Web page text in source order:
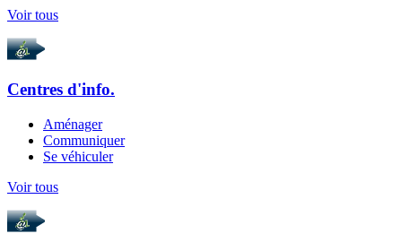
Voir tous
Centres d'info.
Aménager
Communiquer
Se véhiculer
Voir tous